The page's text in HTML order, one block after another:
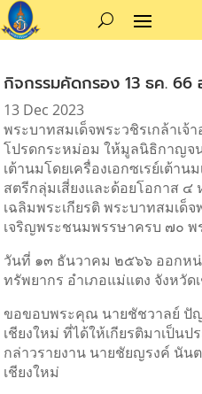
กิจกรรมคัดกรอง 13 ธค. 66
13 Dec 2023
พระบาทสมเด็จพระวชิรเกล้าเจ้
โปรดกระหม่อม ให้มูลนิธิกาญจ
เต้านมโดยเครื่องเอกซเรย์เต้า
สตรีกลุ่มเสี่ยงและด้อยโอกาส ๔
เฉลิมพระเกียรติ พระบาทสมเด็
เจริญพระชนมพรรษาครบ ๗๐
วันที่ ๑๓ ธันวาคม ๒๕๖๖ ออกห
ทรัพยากร อำเภอแม่แตง จังหวัด
ขอขอบพระคุณ นายชัชวาลย์ ปั
เชียงใหม่ที่ได้ให้เกียรติมาเป็นป
กล่าวรายงาน นายชัยญรงค์ นัน
เชียงใหม่